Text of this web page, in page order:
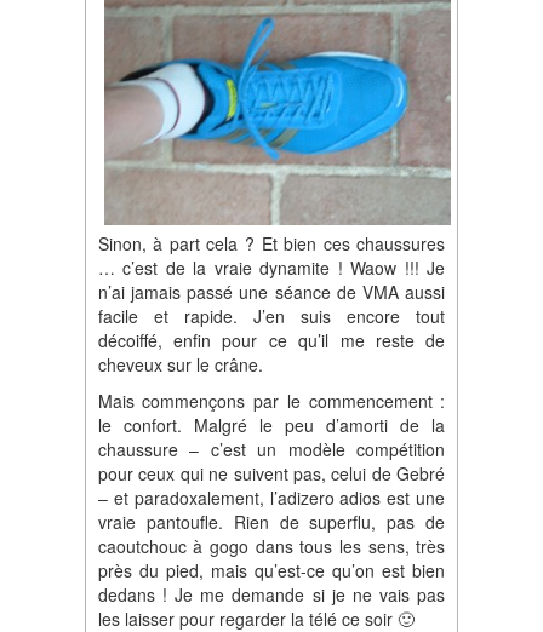
Sinon, à part cela ? Et bien ces chaussures
… c’est de la vraie dynamite ! Waow !!! Je
n’ai jamais passé une séance de VMA aussi
facile et rapide. J’en suis encore tout
décoiffé, enfin pour ce qu’il me reste de
cheveux sur le crâne.
Mais commençons par le commencement :
le confort. Malgré le peu d’amorti de la
chaussure – c’est un modèle compétition
pour ceux qui ne suivent pas, celui de Gebré
– et paradoxalement, l’adizero adios est une
vraie pantoufle. Rien de superflu, pas de
caoutchouc à gogo dans tous les sens, très
près du pied, mais qu’est-ce qu’on est bien
dedans ! Je me demande si je ne vais pas
les laisser pour regarder la télé ce soir 🙂